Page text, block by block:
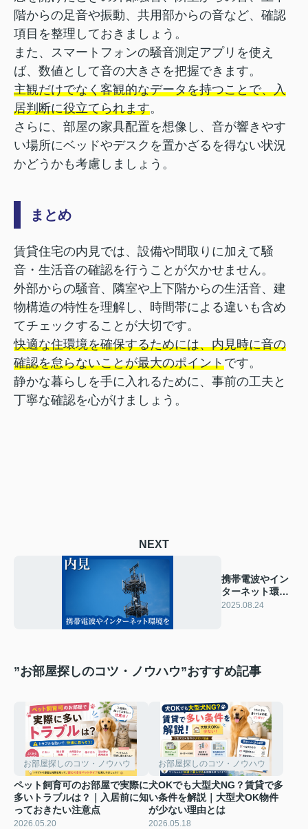
階からの足音や振動、共用部からの音など、確認
項目を整理しておきましょう。
また、スマートフォンの騒音測定アプリを使え
ば、数値として音の大きさを把握できます。
主観だけでなく客観的なデータを持つことで、入
居判断に役立てられます。
さらに、部屋の家具配置を想像し、音が響きやす
い場所にベッドやデスクを置かざるを得ない状況
かどうかも考慮しましょう。
まとめ
賃貸住宅の内見では、設備や間取りに加えて騒
音・生活音の確認を行うことが欠かせません。
外部からの騒音、隣室や上下階からの生活音、建
物構造の特性を理解し、時間帯による違いも含め
てチェックすることが大切です。
快適な住環境を確保するためには、内見時に音の
確認を怠らないことが最大のポイントです。
静かな暮らしを手に入れるために、事前の工夫と
丁寧な確認を心がけましょう。
NEXT
携帯電波やイン
ターネット環境
をその場で確認
2025.08.24
”お部屋探しのコツ・ノウハウ”おすすめ記事
お部屋探しのコツ・ノウハウ
ペット飼育可のお部屋で実際に
多いトラブルは？｜入居前に知
っておきたい注意点
2026.05.20
お部屋探しのコツ・ノウハウ
犬OKでも大型犬NG？賃貸で多
い条件を解説｜大型犬OK物件
が少ない理由とは
2026.05.18